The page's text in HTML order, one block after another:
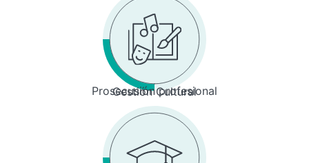
Prosecusión profesional
Gestión Cultural